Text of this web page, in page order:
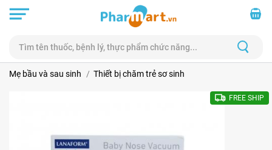
Mẹ bầu và sau sinh Thiết bị chăm trẻ sơ sinh
FREE SHIP